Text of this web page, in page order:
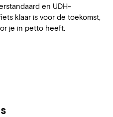
en UDH-
klaar is voor de toekomst,
je in petto heeft.